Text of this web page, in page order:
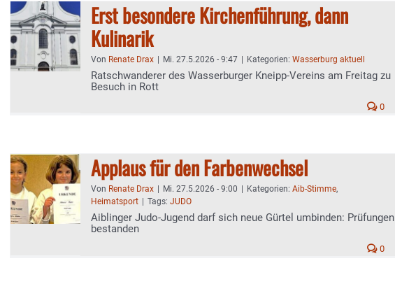
Erst besondere Kirchenführung, dann
Kulinarik
Von Renate Drax Mi. 27.5.2026 - 9:47 Kategorien: Wasserburg aktuell
Ratschwanderer des Wasserburger Kneipp-Vereins am Freitag zu
Besuch in Rott
0
Applaus für den Farbenwechsel
Von Renate Drax Mi. 27.5.2026 - 9:00 Kategorien: Aib-Stimme,
Heimatsport
Tags: JUDO
Aiblinger Judo-Jugend darf sich neue Gürtel umbinden: Prüfungen
bestanden
0